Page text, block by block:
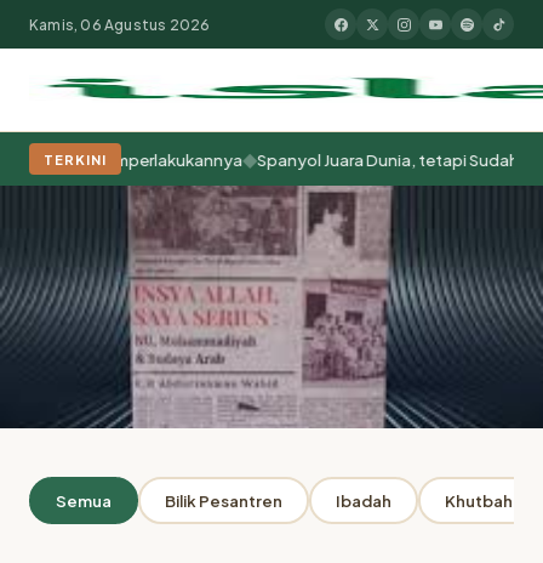
Populer:Moderasi BeragamaKhutbah JumatPesantrenTokoh
Kamis, 06 Agustus 2026
TERKINI
Memperlakukannya◆Spanyol Juara Dunia, tetapi Sudah Berabad-
ARSIP
Penulis: Syahuri Arsyi
Semua Bilik Pesantren Ibadah Khutbah